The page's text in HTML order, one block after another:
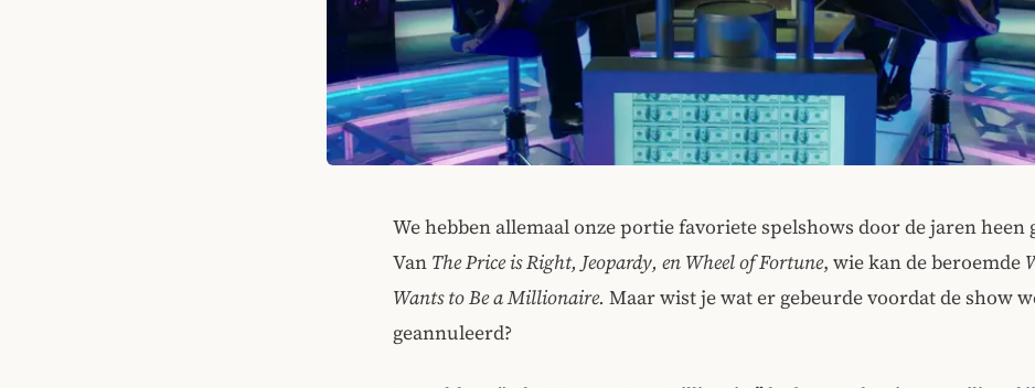
We hebben allemaal onze portie favoriete spelshows door de jaren heen
Van The Price is Right, Jeopardy, en Wheel of Fortune, wie kan de beroemde
Wants to Be a Millionaire. Maar wist je wat er gebeurde voordat de show
geannuleerd?